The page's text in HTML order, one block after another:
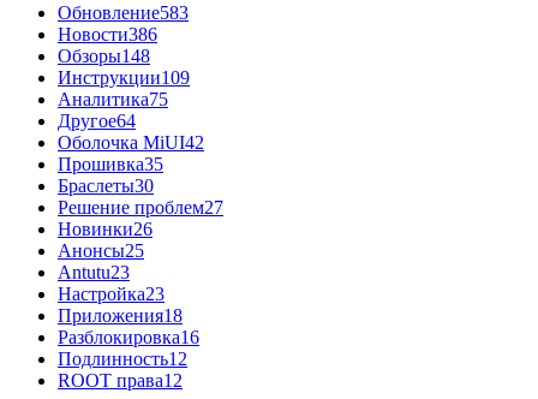
Обновление583
Новости386
Обзоры148
Инструкции109
Аналитика75
Другое64
Оболочка MiUI42
Прошивка35
Браслеты30
Решение проблем27
Новинки26
Анонсы25
Antutu23
Настройка23
Приложения18
Разблокировка16
Подлинность12
ROOT права12